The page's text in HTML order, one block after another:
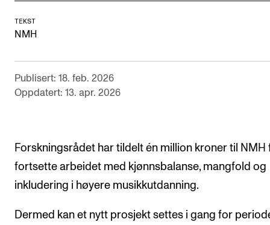
Studentenes psykososiale læringsmiljø
FORSKNING OG UTVIKLINGSARBEID
Livet rundt FoU
For ph.d.-programmet i kunstnerisk utviklingsarbeid
For ph.d.-programmet i musikkforskning
Forskningsetikk
TEKST
NMH
Publisert: 18. feb. 2026
Oppdatert: 13. apr. 2026
Forskningsrådet har tildelt én million kroner til NMH
fortsette arbeidet med kjønnsbalanse, mangfold og
inkludering i høyere musikkutdanning.
Dermed kan et nytt prosjekt settes i gang for